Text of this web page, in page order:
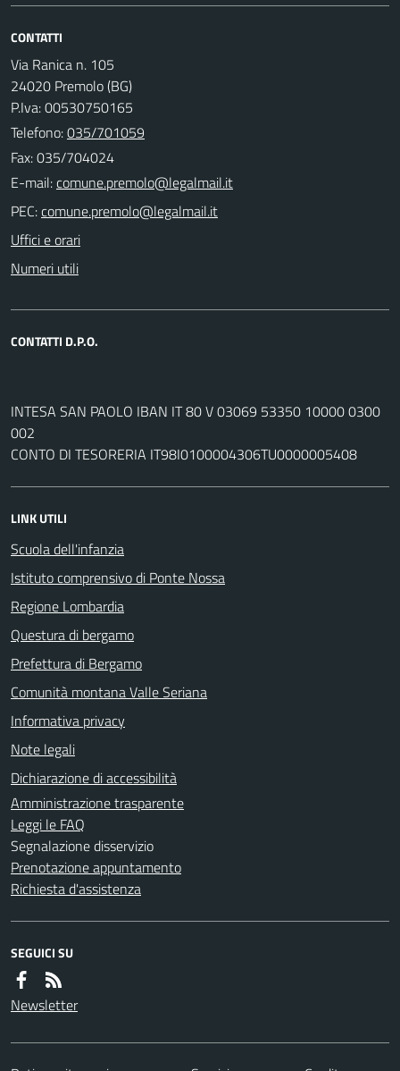
CONTATTI
Via Ranica n. 105
24020 Premolo (BG)
P.Iva: 00530750165
Telefono:035/701059
Fax: 035/704024
E-mail:
PEC:
Uffici e orari
Numeri utili
CONTATTI D.P.O.
INTESA SAN PAOLO IBAN IT 80 V 03069 53350 10000 0300
002
CONTO DI TESORERIA IT98I0100004306TU0000005408
LINK UTILI
Scuola dell'infanzia
Istituto comprensivo di Ponte Nossa
Regione Lombardia
Questura di bergamo
Prefettura di Bergamo
Comunità montana Valle Seriana
Informativa privacy
Note legali
Dichiarazione di accessibilità
Amministrazione trasparente
Leggi le FAQ
Segnalazione disservizio
Prenotazione appuntamento
Richiesta d'assistenza
SEGUICI SU
Newsletter